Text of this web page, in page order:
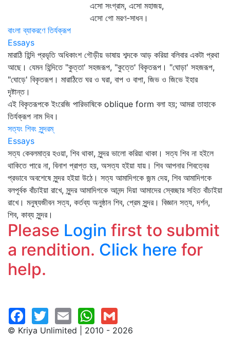
এসো সংগ্রাম, এসো মহাজয়,
এসো গো মরণ-সাধন।
বাংলা ব্যাকরণে তির্যক্‌রূপ
Essays
মারাঠি হিন্দি প্রভৃতি অধিকাংশ গৌড়ীয় ভাষায় শব্দকে আড় করিয়া বলিবার একটা প্রথা
আছে। যেমন হিন্দিতে "কুত্তা' সহজরূপ, "কুত্তে' বিকৃতরূপ। "ঘোড়া' সহজরূপ,
"ঘোড়ে' বিকৃতরূপ। মারাঠিতে ঘর ও ঘরা, বাপ ও বাপা, জিভ ও জিভে ইহার
দৃষ্টান্ত।
এই বিকৃতরূপকে ইংরেজি পারিভাষিকে oblique form বলা হয়; আমরা তাহাকে
তির্যক্‌রূপ নাম দিব।
সত্যং শিবং সুন্দরম্
Essays
সত্য কেবলমাত্র হওয়া, শিব থাকা, সুন্দর ভালো করিয়া থাকা। সত্য শিব না হইলে
থাকিতে পারে না, বিনাশ প্রাপ্ত হয়, অসত্য হইয়া যায়। শিব আপনার শিবত্বের
প্রভাবে অবশেষে সুন্দর হইয়া উঠে। সত্য আমাদিগকে জন্ম দেয়, শিব আমাদিগকে
বলপূর্বক বাঁচাইয়া রাখে, সুন্দর আমাদিগকে আনন্দ দিয়া আমাদের স্বেচ্ছার সহিত বাঁচাইয়া
রাখে। মনুষ্যজীবন সত্য, কর্তব্য অনুষ্ঠান শিব, প্রেম সুন্দর। বিজ্ঞান সত্য, দর্শন,
শিব, কাব্য সুন্দর।
Please Login first to submit
a rendition. Click here for
help.
© Kriya Unlimited | 2010 - 2026